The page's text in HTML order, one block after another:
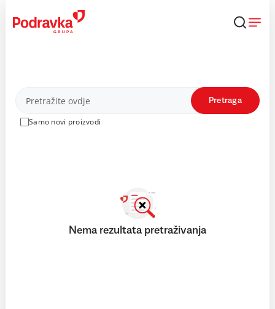
content
Proizvodi
Samo novi proizvodi
Pretraga
Nema rezultata pretraživanja